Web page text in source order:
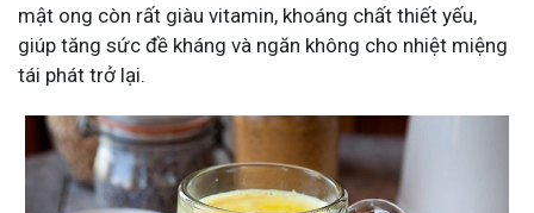
mật ong còn rất giàu vitamin, khoáng chất thiết yếu,
giúp tăng sức đề kháng và ngăn không cho nhiệt miệng
tái phát trở lại.